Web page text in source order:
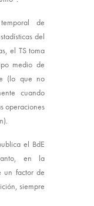
de
del
el TS toma
medio de
(lo que no
cuando
operaciones
el BdE
en la
un factor de
siempre